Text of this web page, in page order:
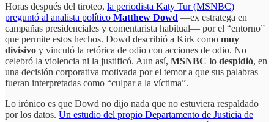
Horas después del tiroteo, la periodista Katy Tur (MSNBC)
preguntó al analista político Matthew Dowd —ex estratega en
campañas presidenciales y comentarista habitual— por el “entorno”
que permite estos hechos. Dowd describió a Kirk como muy
divisivo y vinculó la retórica de odio con acciones de odio. No
celebró la violencia ni la justificó. Aun así, MSNBC lo despidió, en
una decisión corporativa motivada por el temor a que sus palabras
fueran interpretadas como “culpar a la víctima”.
Lo irónico es que Dowd no dijo nada que no estuviera respaldado
por los datos. Un estudio del propio Departamento de Justicia de